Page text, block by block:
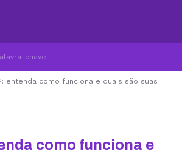
entenda como funciona e quais são suas
como funciona e